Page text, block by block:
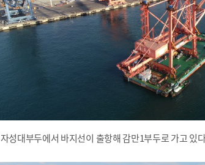
자성대부두에서 바지선이 출항해 감만1부두로 가고 있